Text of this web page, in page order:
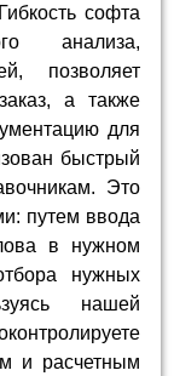
софта
анализа,
позволяет
а также
для
быстрый
Это
путем ввода
в нужном
нужных
нашей
и расчетным